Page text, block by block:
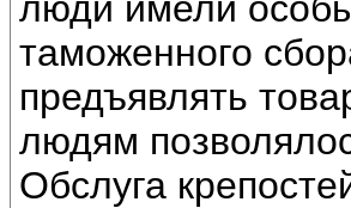
люди имели
таможенного
предъявлять
людям
Обслуга